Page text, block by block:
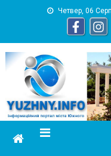
Четвер, 06
информационный